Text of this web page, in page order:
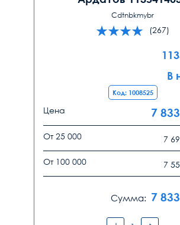
Cdtnbkmybr
(267)
В
Код: 1008525
Цена 7
От 25 000 7
От 100 000 7
Сумма: 7